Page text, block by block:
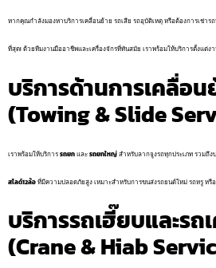
หากคุณกำลังมองหาบริการเคลื่อนย้าย รถเสีย รถอุบัติเหตุ หรือต้องการเช่า
ที่สุด! ด้วยทีมงานมืออาชีพและเครื่องจักรที่ทันสมัย เราพร้อมให้บริการตั้งแต่
บริการด้านการเคลื่อ
(Towing & Slide
เราพร้อมให้บริการรถยกและรถยกใหญ่สำหรับลากจูงรถทุกประเภท รวมถึง
สไลด์12ล้อที่มีความปลอดภัยสูง เหมาะสำหรับการขนส่งรถยนต์ใหม่ รถหรู ห
บริการรถเฮี๊ยบและรถ
(Crane & Hiab